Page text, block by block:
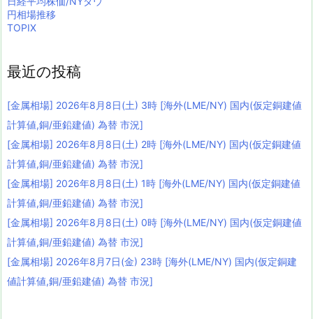
円相場推移
TOPIX
最近の投稿
[金属相場] 2026年8月8日(土) 3時 [海外(LME/NY) 国内(仮定銅建値
計算値,銅/亜鉛建値) 為替 市況]
[金属相場] 2026年8月8日(土) 2時 [海外(LME/NY) 国内(仮定銅建値
計算値,銅/亜鉛建値) 為替 市況]
[金属相場] 2026年8月8日(土) 1時 [海外(LME/NY) 国内(仮定銅建値
計算値,銅/亜鉛建値) 為替 市況]
[金属相場] 2026年8月8日(土) 0時 [海外(LME/NY) 国内(仮定銅建値
計算値,銅/亜鉛建値) 為替 市況]
[金属相場] 2026年8月7日(金) 23時 [海外(LME/NY) 国内(仮定銅建
値計算値,銅/亜鉛建値) 為替 市況]